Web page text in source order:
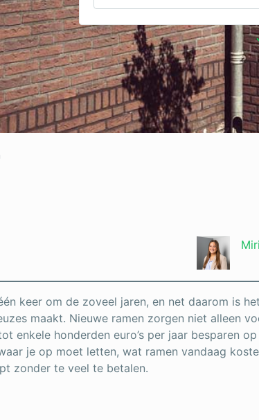
keer om de zoveel jaren, en net daarom is het
maakt. Nieuwe ramen zorgen niet alleen
enkele honderden euro’s per jaar besparen
je op moet letten, wat ramen vandaag
zonder te veel te betalen.